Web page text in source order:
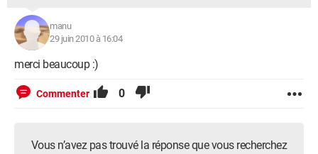
manu
29 juin 2010 à 16:04
merci beaucoup :)
Commenter 0
Vous n’avez pas trouvé la réponse que vous recherchez